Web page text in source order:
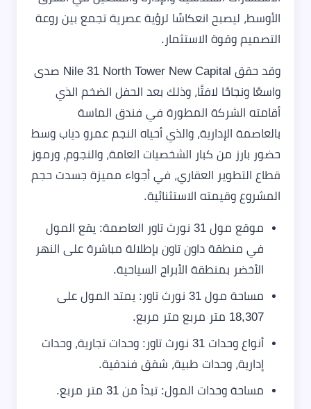
الأوسط، ليصبح انعكاسًا لرؤية عصرية تجمع بين روعة
التصميم وقوة الاستثمار.
وقد حقق Nile 31 North Tower New Capital صدى
واسعًا ونجاحًا لافتًا، وذلك بعد الحفل الضخم الذي
أقامته الشركة المطورة في فندق الماسة
بالعاصمة الإدارية، والذي أحياه النجم عمرو دياب وسط
حضور بارز من كبار الشخصيات العامة، والنجوم، ورموز
قطاع التطوير العقاري، في أجواء مميزة جسدت حجم
المشروع وقيمته الاستثنائية.
موقع مول 31 نورث تاور العاصمة: يقع المول
في منطقة داون تاون بإطلالة مباشرة على النهر
الأخضر بمنطقة الأبراج السياحية.
مساحة مول 31 نورث تاور: يمتد المول على
18,307 متر مربع متر مربع.
أنواع وحدات 31 نورث تاور: وحدات تجارية، وحدات
إدارية، وحدات طبية، شقق فندقية.
مساحة وحدات المول: تبدأ من 31 متر مربع.